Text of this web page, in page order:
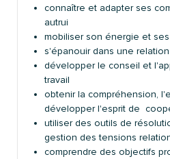
connaître et adapter ses
autrui
mobiliser son énergie et
s'épanouir dans une
développer le conseil et
travail
obtenir la compréhension,
développer l'esprit de
utiliser des outils de
gestion des tensions
comprendre des objectifs